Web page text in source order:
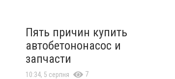
Пять причин купить
автобетононасос и
запчасти
10:34, 5 серпня 7